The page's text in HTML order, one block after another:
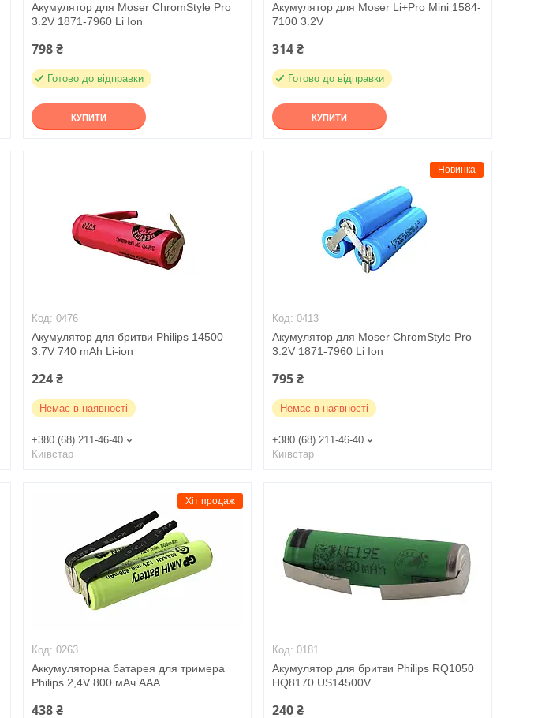
Акумулятор для Moser ChromStyle Pro
3.2V 1871-7960 Li Ion
798 ₴
Готово до відправки
КУПИТИ
Акумулятор для Moser Li+Pro Mini 1584-
7100 3.2V
314 ₴
Готово до відправки
КУПИТИ
0476
Акумулятор для бритви Philips 14500
3.7V 740 mAh Li-ion
224 ₴
Немає в наявності
+380 (68) 211-46-40
Київстар
Новинка
0413
Акумулятор для Moser ChromStyle Pro
3.2V 1871-7960 Li Ion
795 ₴
Немає в наявності
+380 (68) 211-46-40
Київстар
Хіт продаж
0263
Аккумуляторна батарея для тримера
Philips 2,4V 800 мАч AAA
438 ₴
0181
Акумулятор для бритви Philips RQ1050
HQ8170 US14500V
240 ₴